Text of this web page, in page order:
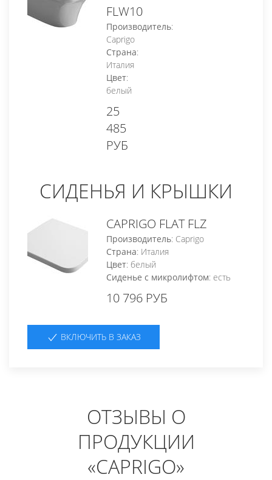
FLW10
Производитель:
Caprigo
Страна:
Италия
Цвет:
белый
25
485
РУБ
СИДЕНЬЯ И КРЫШКИ
CAPRIGO FLAT FLZ
Производитель: Caprigo
Страна: Италия
Цвет: белый
Сиденье с микролифтом: есть
10 796 РУБ
ВКЛЮЧИТЬ В ЗАКАЗ
ОТЗЫВЫ О
ПРОДУКЦИИ
«CAPRIGO»